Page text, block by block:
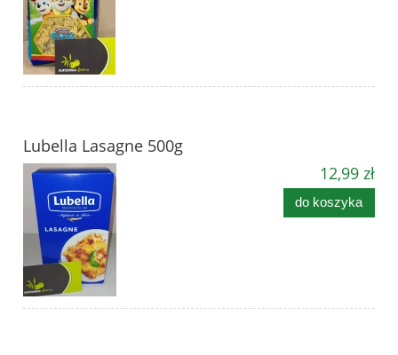
Lubella Lasagne 500g
12,99 zł
do koszyka